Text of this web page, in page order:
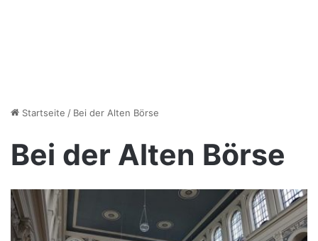
Startseite / Bei der Alten Börse
Bei der Alten Börse